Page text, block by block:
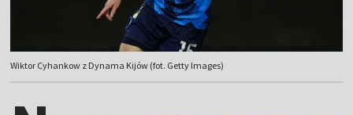
Wiktor Cyhankow z Dynama Kijów (fot. Getty Images)